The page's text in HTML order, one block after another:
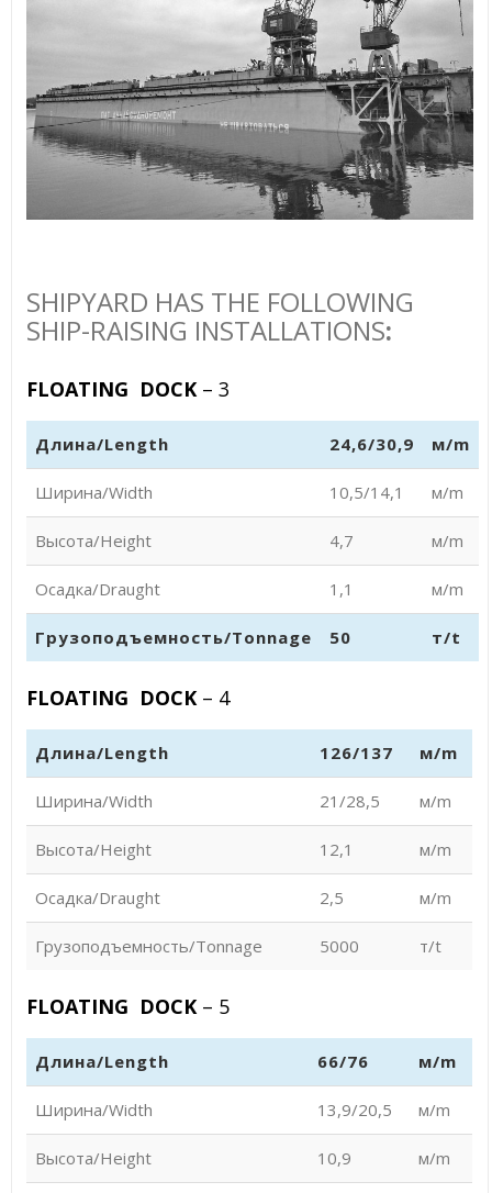
SHIPYARD HAS THE FOLLOWING
SHIP-RAISING INSTALLATIONS:
FLOATING DOCK – 3
Длина/Length 24,6/30,9 м/m
Грузоподъемность/Tonnage 50 т/t
Ширина/Width 10,5/14,1 м/m
Высота/Height 4,7 м/m
Осадка/Draught 1,1 м/m
FLOATING DOCK– 4
Длина/Length 126/137 м/m
Ширина/Width 21/28,5 м/m
Высота/Height 12,1 м/m
Осадка/Draught 2,5 м/m
Грузоподъемность/Tonnage 5000 т/t
FLOATING DOCK– 5
Длина/Length 66/76 м/m
Ширина/Width 13,9/20,5 м/m
Высота/Height 10,9 м/m